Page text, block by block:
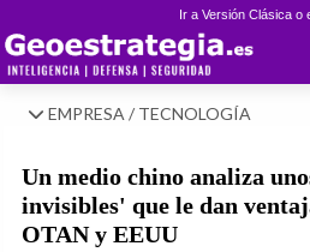
Ir a Versión Clásica o
EMPRESA / TECNOLOGÍA
Un medio chino analiza
invisibles' que le dan
OTAN y EEUU